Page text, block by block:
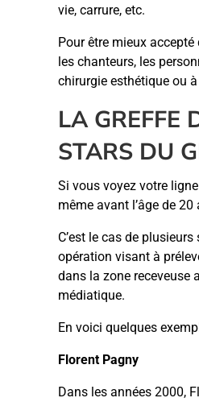
vie, carrure, etc.
Pour être mieux
les chanteurs, les
chirurgie esthétique ou à
LA GREFFE
STARS DU
Si vous voyez votre
même avant l’âge de
C’est le cas de
opération visant à
dans la zone receveuse
médiatique.
En voici quelques
Florent Pagny
Dans les années 2000,